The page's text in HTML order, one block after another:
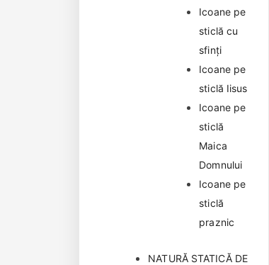
Icoane pe
sticlă cu
sfinți
Icoane pe
sticlă Iisus
Icoane pe
sticlă
Maica
Domnului
Icoane pe
sticlă
praznic
NATURĂ STATICĂ DE